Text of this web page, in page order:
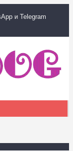
и Telegram